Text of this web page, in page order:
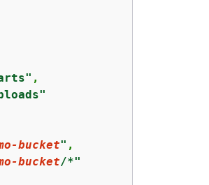
,
bucket" ,
bucket/*"